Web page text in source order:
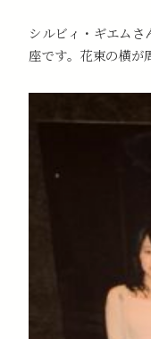
シルビィ・ギエムさ
座です。花束の横が